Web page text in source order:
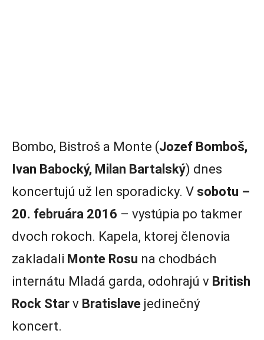
Bombo, Bistroš a Monte (Jozef Bomboš,
Ivan Babocký, Milan Bartalský) dnes
koncertujú už len sporadicky. V sobotu –
20. februára 2016 – vystúpia po takmer
dvoch rokoch. Kapela, ktorej členovia
zakladali Monte Rosu na chodbách
internátu Mladá garda, odohrajú v British
Rock Star v Bratislave jedinečný
koncert.